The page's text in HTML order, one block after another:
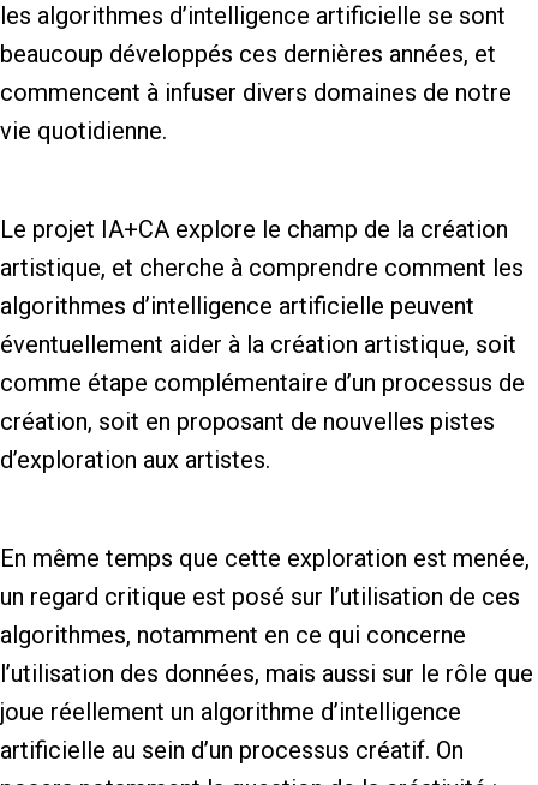
les algorithmes d’intelligence artificielle se sont
beaucoup développés ces dernières années, et
commencent à infuser divers domaines de notre
vie quotidienne.
Le projet IA+CA explore le champ de la création
artistique, et cherche à comprendre comment les
algorithmes d’intelligence artificielle peuvent
éventuellement aider à la création artistique, soit
comme étape complémentaire d’un processus de
création, soit en proposant de nouvelles pistes
d’exploration aux artistes.
En même temps que cette exploration est menée,
un regard critique est posé sur l’utilisation de ces
algorithmes, notamment en ce qui concerne
l’utilisation des données, mais aussi sur le rôle que
joue réellement un algorithme d’intelligence
artificielle au sein d’un processus créatif. On